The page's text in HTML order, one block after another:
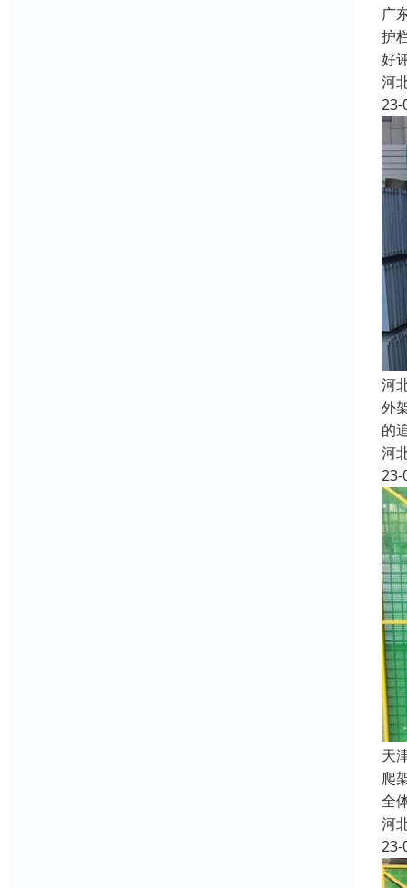
广
护
好
河
23-
河
外
的
河
23-
天
爬
全
河
23-